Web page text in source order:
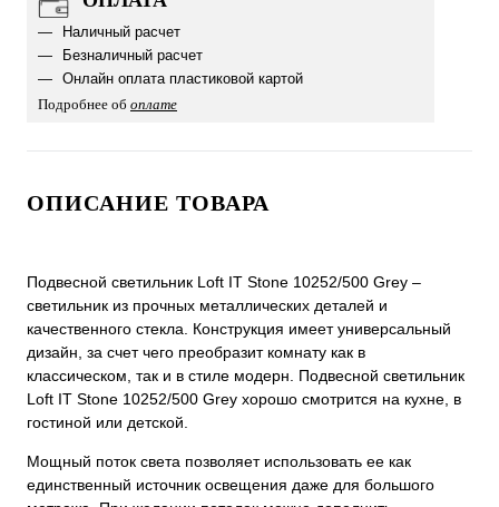
Наличный расчет
Безналичный расчет
Онлайн оплата пластиковой картой
Подробнее об оплате
ОПИСАНИЕ ТОВАРА
Подвесной светильник Loft IT Stone 10252/500 Grey –
светильник из прочных металлических деталей и
качественного стекла. Конструкция имеет универсальный
дизайн, за счет чего преобразит комнату как в
классическом, так и в стиле модерн. Подвесной светильник
Loft IT Stone 10252/500 Grey хорошо смотрится на кухне, в
гостиной или детской.
Мощный поток света позволяет использовать ее как
единственный источник освещения даже для большого